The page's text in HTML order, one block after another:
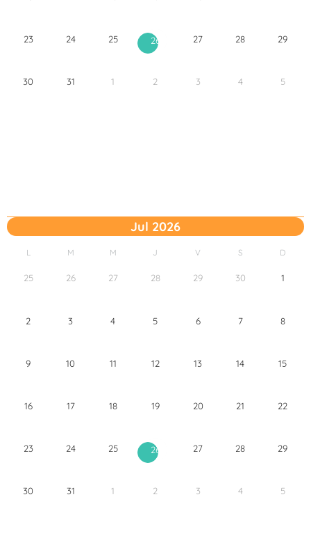
23 24 25 26 27 28 29
30 31 1 2 3 4 5
Jul 2026
L M M J V S D
25 26 27 28 29 30 1
2 3 4 5 6 7 8
9 10 11 12 13 14 15
16 17 18 19 20 21 22
23 24 25 26 27 28 29
30 31 1 2 3 4 5